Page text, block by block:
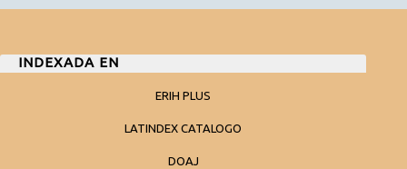
INDEXADA EN
ERIH PLUS
LATINDEX CATALOGO
DOAJ